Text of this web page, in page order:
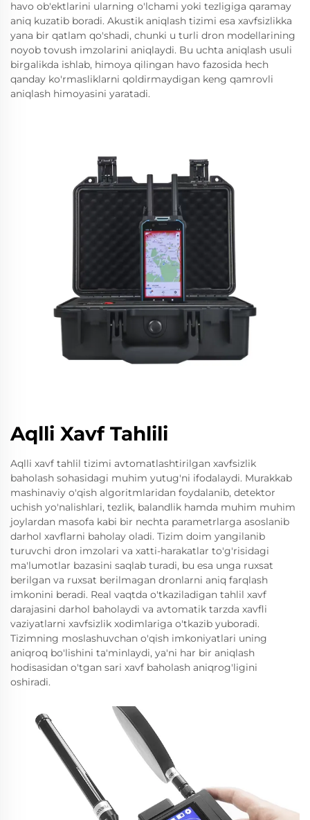
havo ob'ektlarini ularning o'lchami yoki tezligiga qaramay
aniq kuzatib boradi. Akustik aniqlash tizimi esa xavfsizlikka
yana bir qatlam qo'shadi, chunki u turli dron modellarining
noyob tovush imzolarini aniqlaydi. Bu uchta aniqlash usuli
birgalikda ishlab, himoya qilingan havo fazosida hech
qanday ko'rmasliklarni qoldirmaydigan keng qamrovli
aniqlash himoyasini yaratadi.
Aqlli Xavf Tahlili
Aqlli xavf tahlil tizimi avtomatlashtirilgan xavfsizlik
baholash sohasidagi muhim yutug'ni ifodalaydi. Murakkab
mashinaviy o'qish algoritmlaridan foydalanib, detektor
uchish yo'nalishlari, tezlik, balandlik hamda muhim muhim
joylardan masofa kabi bir nechta parametrlarga asoslanib
darhol xavflarni baholay oladi. Tizim doim yangilanib
turuvchi dron imzolari va xatti-harakatlar to'g'risidagi
ma'lumotlar bazasini saqlab turadi, bu esa unga ruxsat
berilgan va ruxsat berilmagan dronlarni aniq farqlash
imkonini beradi. Real vaqtda o'tkaziladigan tahlil xavf
darajasini darhol baholaydi va avtomatik tarzda xavfli
vaziyatlarni xavfsizlik xodimlariga o'tkazib yuboradi.
Tizimning moslashuvchan o'qish imkoniyatlari uning
aniqroq bo'lishini ta'minlaydi, ya'ni har bir aniqlash
hodisasidan o'tgan sari xavf baholash aniqrog'ligini
oshiradi.